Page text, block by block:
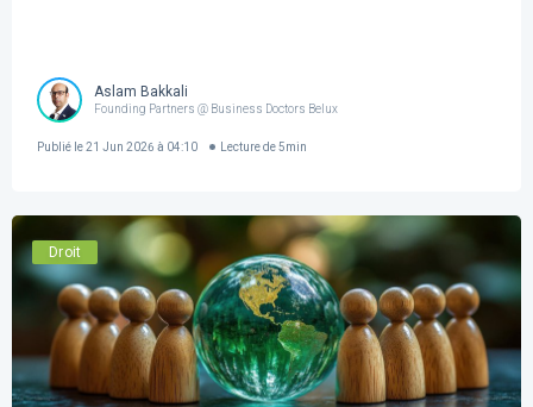
Aslam Bakkali
Founding Partners @ Business Doctors Belux
Publié le21 Jun 2026 à 04:10 Lecture de 5min
Droit